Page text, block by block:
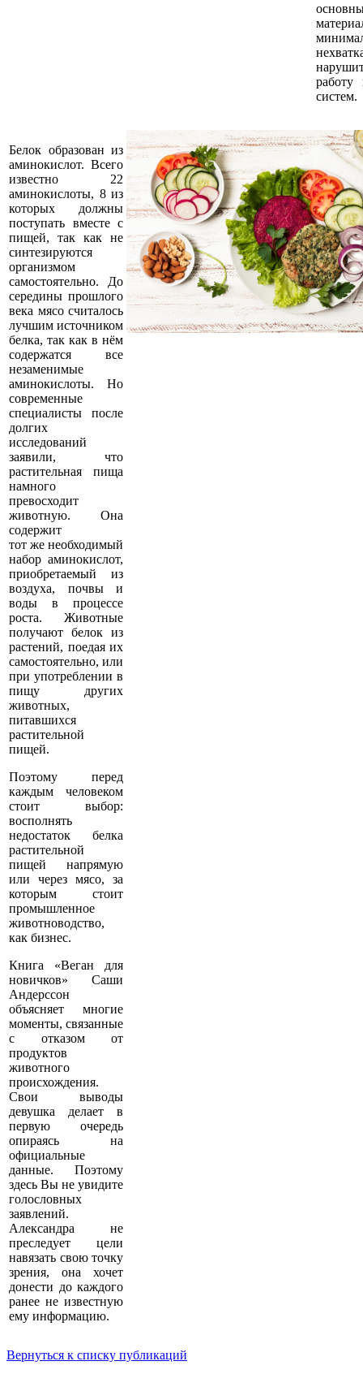
работу
систем.
Белок образован из
аминокислот. Всего
известно 22
аминокислоты, 8 из
которых должны
поступать вместе с
пищей, так как не
синтезируются
организмом
самостоятельно. До
середины прошлого
века мясо считалось
лучшим источником
белка, так как в нём
содержатся все
незаменимые
аминокислоты. Но
современные
специалисты после
долгих
исследований
заявили, что
растительная пища
намного
превосходит
животную. Она
содержит
тот же необходимый
набор аминокислот,
приобретаемый из
воздуха, почвы и
воды в процессе
роста. Животные
получают белок из
растений, поедая их
самостоятельно, или
при употреблении в
пищу других
животных,
питавшихся
растительной
пищей.
Поэтому перед
каждым человеком
стоит выбор:
восполнять
недостаток белка
растительной
пищей напрямую
или через мясо, за
которым стоит
промышленное
животноводство,
как бизнес.
Книга «Веган для
новичков» Саши
Андерсcон
объясняет многие
моменты, связанные
с отказом от
продуктов
животного
происхождения.
Свои выводы
девушка делает в
первую очередь
опираясь на
официальные
данные. Поэтому
здесь Вы не увидите
голословных
заявлений.
Александра не
преследует цели
навязать свою точку
зрения, она хочет
донести до каждого
ранее не известную
ему информацию.
Вернуться к списку публикаций